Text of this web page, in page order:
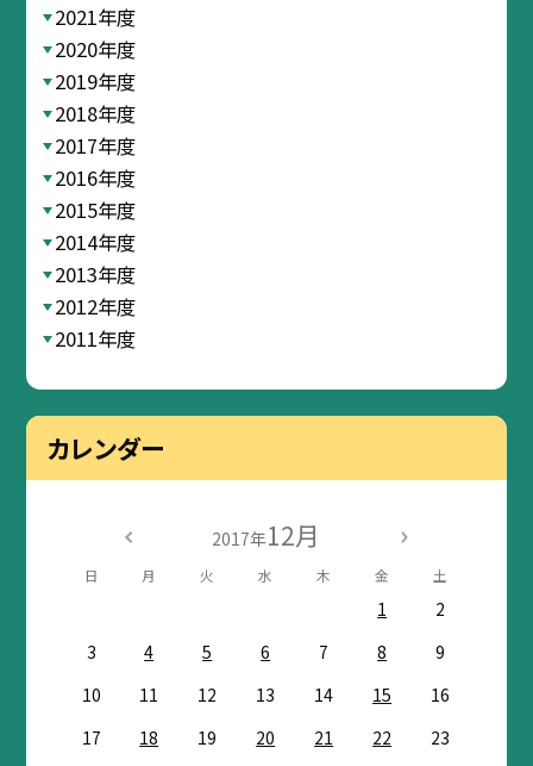
2021年度
2020年度
2019年度
2018年度
2017年度
2016年度
2015年度
2014年度
2013年度
2012年度
2011年度
カレンダー
2017年12月
日 月 火 水 木 金 土
1
2
3
4 5 6 7 8
9
10
11 12 13 14 15
16
17
18 19 20 21 22
23